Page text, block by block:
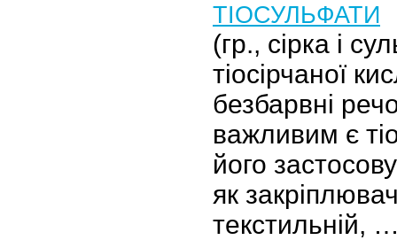
ТІОСУЛЬФАТИ
(гр., сірка і
тіосірчаної
безбарвні
важливим є
його
як
текстильній,